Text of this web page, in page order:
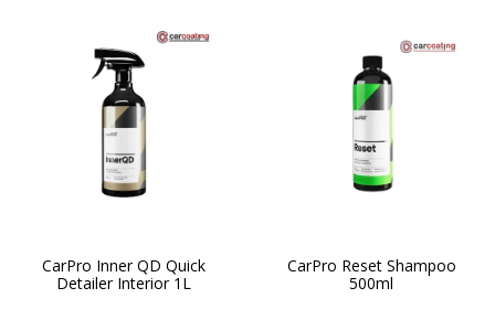
CarPro Inner QD Quick
Detailer Interior 1L
CarPro Reset Shampoo
500ml